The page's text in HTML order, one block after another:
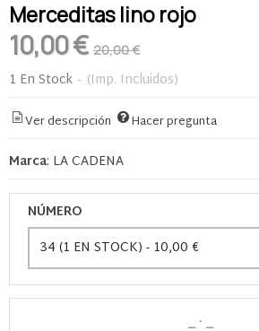
Merceditas lino rojo
10,00 € 20,00 €
1 En Stock - (Imp. Incluidos)
Ver descripción Hacer pregunta
Marca: LA CADENA
NÚMERO